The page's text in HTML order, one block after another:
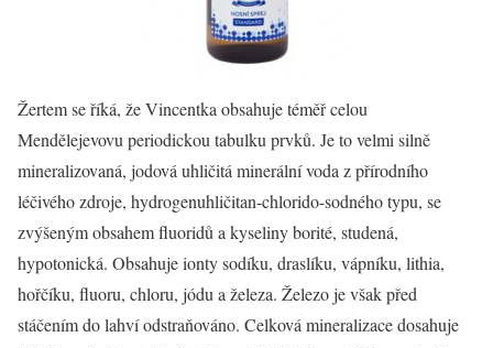
Žertem se říká, že Vincentka obsahuje téměř celou
Mendělejevovu periodickou tabulku prvků. Je to velmi silně
mineralizovaná, jodová uhličitá minerální voda z přírodního
léčivého zdroje, hydrogenuhličitan-chlorido-sodného typu, se
zvýšeným obsahem fluoridů a kyseliny borité, studená,
hypotonická. Obsahuje ionty sodíku, draslíku, vápníku, lithia,
hořčíku, fluoru, chloru, jódu a železa. Železo je však před
stáčením do lahví odstraňováno. Celková mineralizace dosahuje